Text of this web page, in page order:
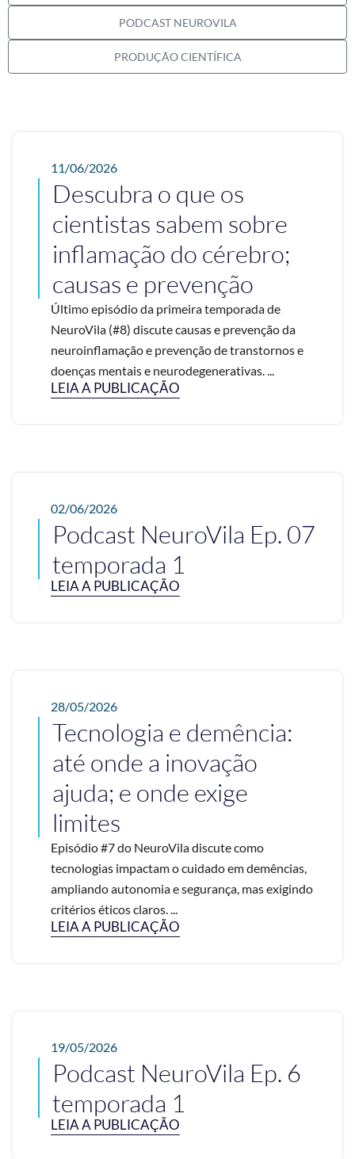
PODCAST NEUROVILA
PRODUÇÃO CIENTÍFICA
11/06/2026
Descubra o que os
cientistas sabem sobre
inflamação do cérebro;
causas e prevenção
Último episódio da primeira temporada de
NeuroVila (#8) discute causas e prevenção da
neuroinflamação e prevenção de transtornos e
doenças mentais e neurodegenerativas. ...
LEIA A PUBLICAÇÃO
02/06/2026
Podcast NeuroVila Ep. 07
temporada 1
LEIA A PUBLICAÇÃO
28/05/2026
Tecnologia e demência:
até onde a inovação
ajuda; e onde exige
limites
Episódio #7 do NeuroVila discute como
tecnologias impactam o cuidado em demências,
ampliando autonomia e segurança, mas exigindo
critérios éticos claros. ...
LEIA A PUBLICAÇÃO
19/05/2026
Podcast NeuroVila Ep. 6
temporada 1
LEIA A PUBLICAÇÃO